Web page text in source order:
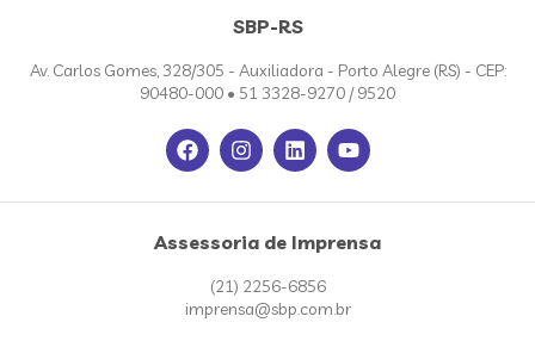
SBP-RS
Av. Carlos Gomes, 328/305 - Auxiliadora - Porto Alegre (RS) - CEP:
90480-000 • 51 3328-9270 / 9520
Assessoria de Imprensa
(21) 2256-6856
imprensa@sbp.com.br